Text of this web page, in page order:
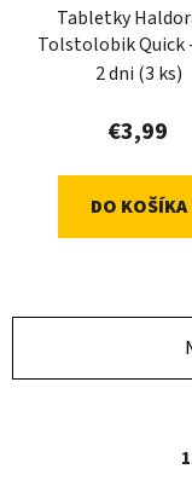
Tabletky
Tolstolobik Quick
Spirulina
2 dni (3 ks)
€3,99
DO KOŠÍKA